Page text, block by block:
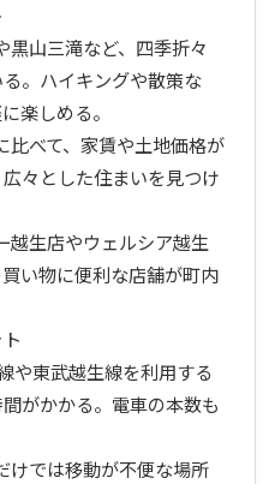
黒山三滝など、四季折々
。ハイキングや散策な
楽しめる。
比べて、家賃や土地価格が
々とした住まいを見つけ
越生店やウェルシア越生
い物に便利な店舗が町内
や東武越生線を利用する
がかかる。電車の本数も
けでは移動が不便な場所